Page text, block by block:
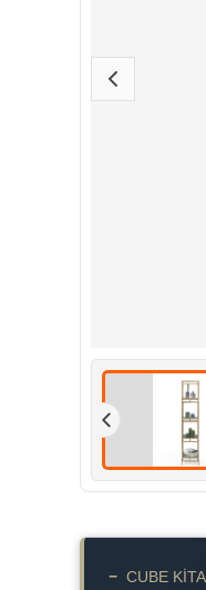
− CUBE